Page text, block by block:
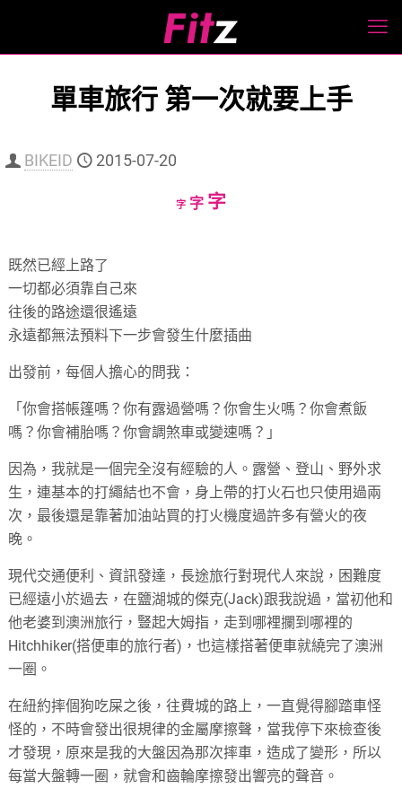
單車旅行 第一次就要上手
BIKEID 2015-07-20
字Decrease
字Reset
字Increase
既然已經上路了
一切都必須靠自己來
往後的路途還很遙遠
永遠都無法預料下一步會發生什麼插曲
出發前，每個人擔心的問我：
「你會搭帳篷嗎？你有露過營嗎？你會生火嗎？你會煮飯
嗎？你會補胎嗎？你會調煞車或變速嗎？」
因為，我就是一個完全沒有經驗的人。露營、登山、野外求
生，連基本的打繩結也不會，身上帶的打火石也只使用過兩
次，最後還是靠著加油站買的打火機度過許多有營火的夜
晚。
現代交通便利、資訊發達，長途旅行對現代人來說，困難度
已經遠小於過去，在鹽湖城的傑克(Jack)跟我說過，當初他和
他老婆到澳洲旅行，豎起大姆指，走到哪裡攔到哪裡的
Hitchhiker(搭便車的旅行者)，也這樣搭著便車就繞完了澳洲
一圈。
在紐約摔個狗吃屎之後，往費城的路上，一直覺得腳踏車怪
怪的，不時會發出很規律的金屬摩擦聲，當我停下來檢查後
才發現，原來是我的大盤因為那次摔車，造成了變形，所以
每當大盤轉一圈，就會和齒輪摩擦發出響亮的聲音。